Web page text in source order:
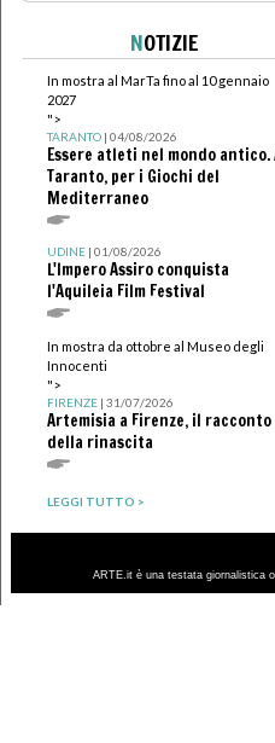
NOTIZIE
In mostra al MarTa fino al 10 gennaio
2027
">
TARANTO| 04/08/2026
Essere atleti nel mondo antico.
Taranto, per i Giochi del
Mediterraneo
UDINE| 01/08/2026
L'Impero Assiro conquista
l'Aquileia Film Festival
In mostra da ottobre al Museo degli
Innocenti
">
FIRENZE| 31/07/2026
Artemisia a Firenze, il racconto
della rinascita
LEGGI TUTTO >
ARTE.it è una testata giornalistica